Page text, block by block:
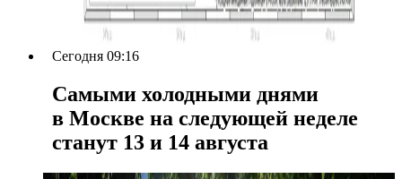
Сегодня 09:16
Самыми холодными днями
в Москве на следующей неделе
станут 13 и 14 августа